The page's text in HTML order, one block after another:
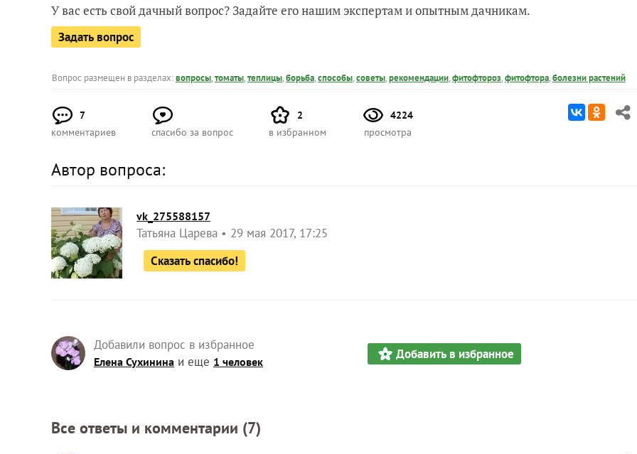
У вас есть свой дачный вопрос? Задайте его нашим экспертам и опытным дачникам.
Задать вопрос
Вопрос размещен в разделах:вопросы,томаты,теплицы,борьба,способы,советы,рекомендации,фитофтороз,фитофтора,болезни растений
7
комментариев
спасибо за вопрос
2
в избранном
4224
просмотра
Автор вопроса:
vk_275588157
Татьяна Царева
29 мая 2017, 17:25
Сказать спасибо!
Добавили вопрос в избранное
Елена Сухинина и еще 1 человек Добавить в избранное
Все ответы и комментарии (7)